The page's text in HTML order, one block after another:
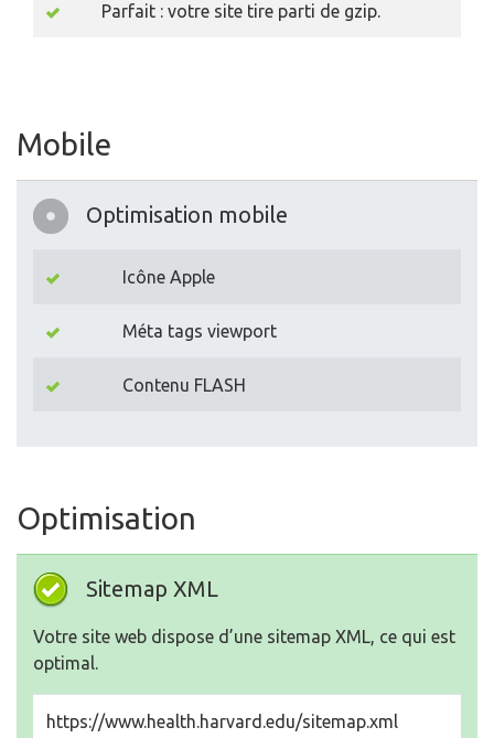
Parfait : votre site tire parti de gzip.
Mobile
Optimisation mobile
Icône Apple
Méta tags viewport
Contenu FLASH
Optimisation
Sitemap XML
Votre site web dispose d’une sitemap XML, ce qui est
optimal.
https://www.health.harvard.edu/sitemap.xml